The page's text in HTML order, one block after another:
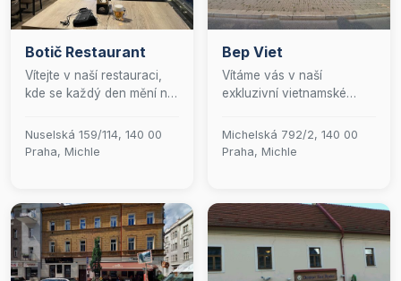
Botič Restaurant
Vítejte v naší restauraci,
kde se každý den mění na
chutí a pohody! Přijďte si
pochutnat na našich
tradiční recepty s
moderními chutěmi. Naše
přátelská obsluha se
postará o to, abyste se u
nás cítili jako doma.
Nuselská 159/114, 140 00
Praha, Michle
Bep Viet
Vítáme vás v naší
exkluzivní vietnamské
tradiční chutě s moderní
elegancí. Nabízíme nejen
také možnost vychutnat si
naše mistrovská díla v
pohodlí vašeho domova
díky naší prvotřídní službě
rozvozu.
Michelská 792/2, 140 00
Praha, Michle